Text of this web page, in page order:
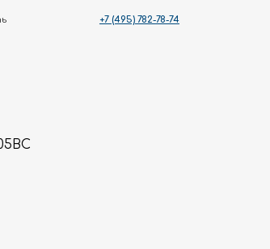
+7 (495) 782-78-74